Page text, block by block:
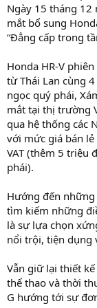
Ngày 15 tháng 12
mắt bổ sung
“Đẳng cấp trong
Honda HR-V
từ Thái Lan cùng
ngọc quý phái,
mắt tại thị trường
qua hệ thống các
với mức giá bán
VAT (thêm 5 triệu
phái).
Hướng đến
tìm kiếm những
là sự lựa chọn
nổi trội, tiện dụng
Vẫn giữ lại thiết
thể thao và thời
G hướng tới sự